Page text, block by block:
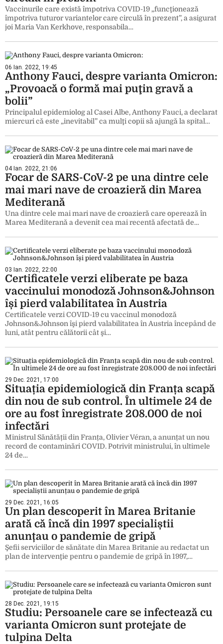
Vaccinurile care există împotriva COVID-19 „funcţionează
împotriva tuturor variantelor care circulă în prezent”, a asigurat
joi Maria Van Kerkhove, responsabila…
06 Ian. 2022, 19:45
Anthony Fauci, despre varianta Omicron:
„Provoacă o formă mai puţin gravă a
bolii”
Principalul epidemiolog al Casei Albe, Anthony Fauci, a declarat
miercuri că este „inevitabil” ca mulţi copii să ajungă la spital…
04 Ian. 2022, 21:06
Focar de SARS-CoV-2 pe una dintre cele
mai mari nave de croazieră din Marea
Mediterană
Una dintre cele mai mari nave de croazieră care operează în
Marea Mediterană a devenit cea mai recentă afectată de…
03 Ian. 2022, 22:00
Certificatele verzi eliberate pe baza
vaccinului monodoză Johnson&Johnson
își pierd valabilitatea în Austria
Certificatele verzi COVID-19 cu vaccinul monodoză
Johnson&Johnson îşi pierd valabilitatea în Austria începând de
luni, atât pentru călătorii cât şi…
29 Dec. 2021, 17:00
Situația epidemiologică din Franța scapă
din nou de sub control. În ultimele 24 de
ore au fost înregistrate 208.000 de noi
infectări
Ministrul Sănătății din Franța, Olivier Véran, a anunțat un nou
record de contaminări COVID. Potrivit ministrului, în ultimele
24 de…
29 Dec. 2021, 16:05
Un plan descoperit în Marea Britanie
arată că încă din 1997 specialiștii
anunțau o pandemie de gripă
Şefii serviciilor de sănătate din Marea Britanie au redactat un
plan de intervenţie pentru o pandemie de gripă în 1997,…
28 Dec. 2021, 19:15
Studiu: Persoanele care se infectează cu
varianta Omicron sunt protejate de
tulpina Delta